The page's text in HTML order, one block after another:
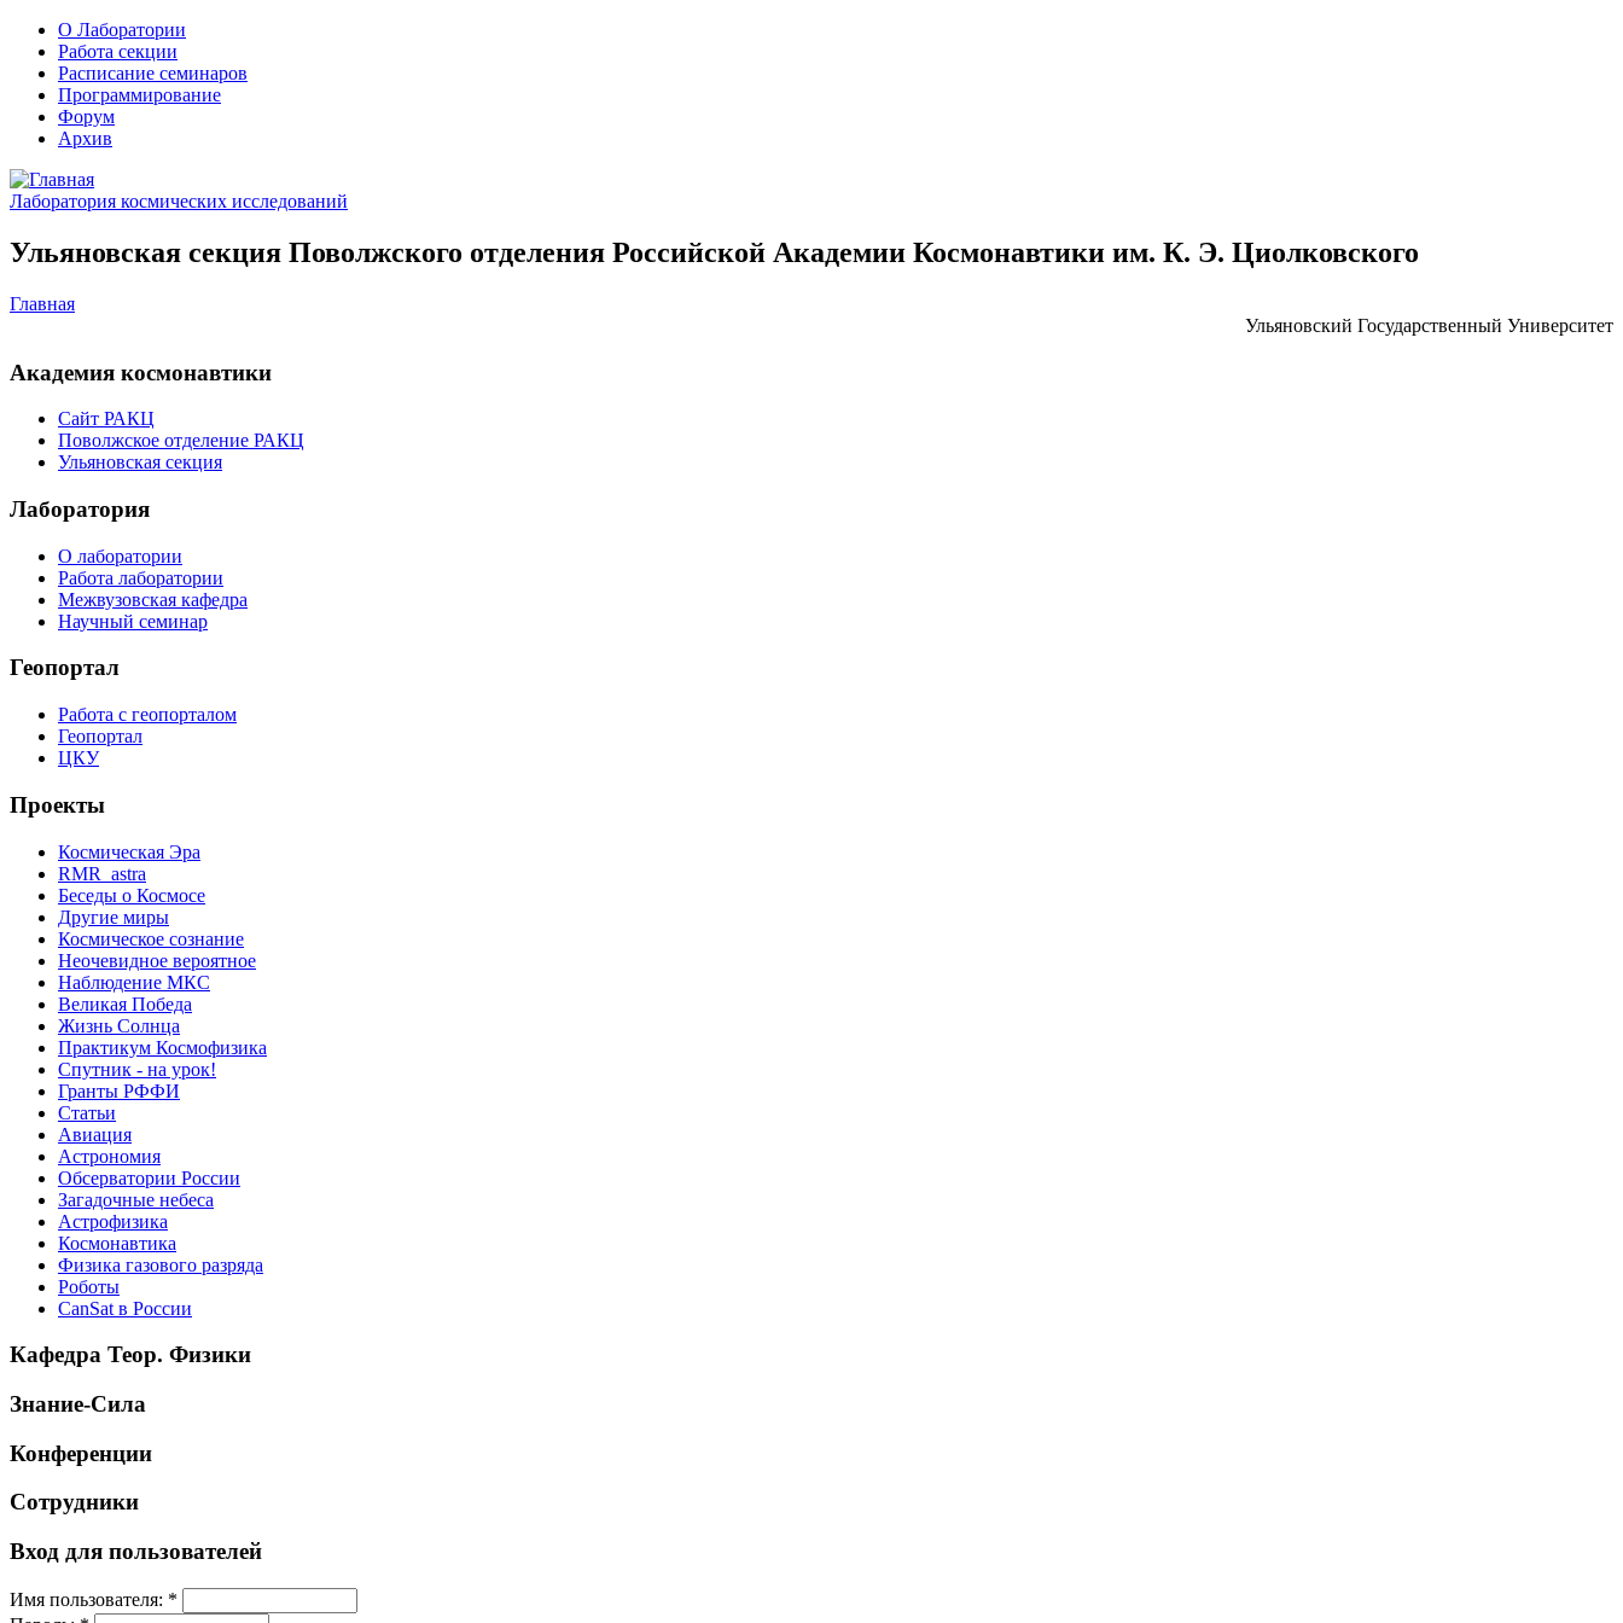
О Лаборатории
Работа секции
Расписание семинаров
Программирование
Форум
Архив
Лаборатория космических исследований
Ульяновская секция Поволжского отделения Российской Академии Космонавтики им. К. Э. Циолковского
Главная
Ульяновский Государственный Университет
Академия космонавтики
Сайт РАКЦ
Поволжское отделение РАКЦ
Ульяновская секция
Лаборатория
О лаборатории
Работа лаборатории
Межвузовская кафедра
Научный семинар
Геопортал
Работа с геопорталом
Геопортал
ЦКУ
Проекты
Космическая Эра
RMR_astra
Беседы о Космосе
Другие миры
Космическое сознание
Неочевидное вероятное
Наблюдение МКС
Великая Победа
Жизнь Солнца
Практикум Космофизика
Спутник - на урок!
Гранты РФФИ
Статьи
Авиация
Астрономия
Обсерватории России
Загадочные небеса
Астрофизика
Космонавтика
Физика газового разряда
Роботы
CanSat в России
Кафедра Теор. Физики
Знание-Сила
Конференции
Сотрудники
Вход для пользователей
Имя пользователя: *